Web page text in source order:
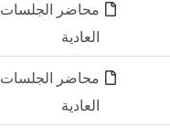
محاضر الجلسات
العادية
محاضر الجلسات
العادية